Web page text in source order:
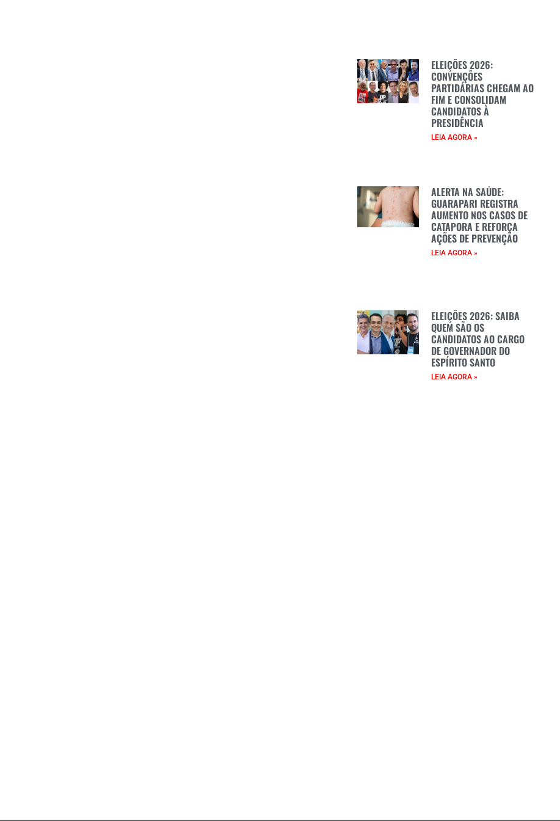
ELEIÇÕES 2026:
CONVENÇÕES
PARTIDÁRIAS CHEGAM AO
FIM E CONSOLIDAM
CANDIDATOS À
PRESIDÊNCIA
LEIA AGORA »
ALERTA NA SAÚDE:
GUARAPARI REGISTRA
AUMENTO NOS CASOS DE
CATAPORA E REFORÇA
AÇÕES DE PREVENÇÃO
LEIA AGORA »
ELEIÇÕES 2026: SAIBA
QUEM SÃO OS
CANDIDATOS AO CARGO
DE GOVERNADOR DO
ESPÍRITO SANTO
LEIA AGORA »